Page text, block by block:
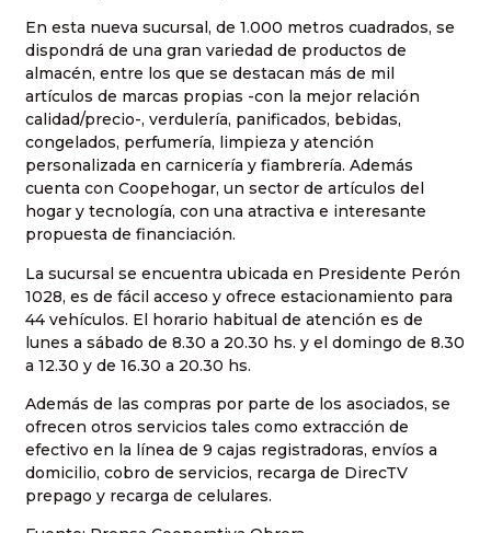
En esta nueva sucursal, de 1.000 metros cuadrados, se
dispondrá de una gran variedad de productos de
almacén, entre los que se destacan más de mil
artículos de marcas propias -con la mejor relación
calidad/precio-, verdulería, panificados, bebidas,
congelados, perfumería, limpieza y atención
personalizada en carnicería y fiambrería. Además
cuenta con Coopehogar, un sector de artículos del
hogar y tecnología, con una atractiva e interesante
propuesta de financiación.
La sucursal se encuentra ubicada en Presidente Perón
1028, es de fácil acceso y ofrece estacionamiento para
44 vehículos. El horario habitual de atención es de
lunes a sábado de 8.30 a 20.30 hs. y el domingo de 8.30
a 12.30 y de 16.30 a 20.30 hs.
Además de las compras por parte de los asociados, se
ofrecen otros servicios tales como extracción de
efectivo en la línea de 9 cajas registradoras, envíos a
domicilio, cobro de servicios, recarga de DirecTV
prepago y recarga de celulares.